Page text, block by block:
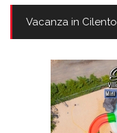
Vacanza in Cilento